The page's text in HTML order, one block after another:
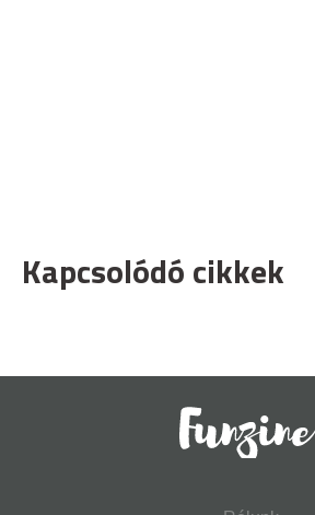
Kapcsolódó cikkek